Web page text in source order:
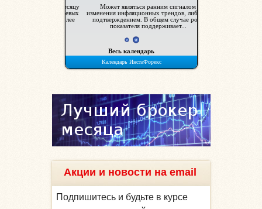
Акции и новости на email
Подпишитесь и будьте в курсе